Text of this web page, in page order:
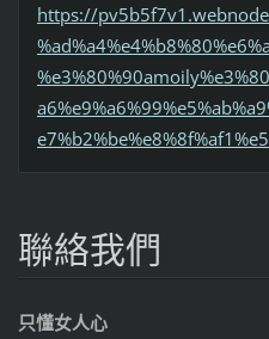
https://
聯絡我們
只懂女人心